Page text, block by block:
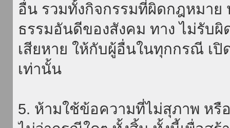
อื่น รวมทั้งกิจกรรมที่ผิดกฎหมาย
ธรรมอันดีของสังคม ทาง ไม่รับ
เสียหาย ให้กับผู้อื่นในทุกกรณี เปิ
เท่านั้น
5. ห้ามใช้ข้อความที่ไม่สุภาพ หรื